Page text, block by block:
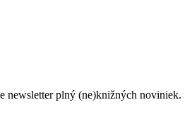
newsletter plný (ne)knižných noviniek.